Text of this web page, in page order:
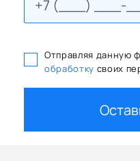
Отправляя данную
обработку своих